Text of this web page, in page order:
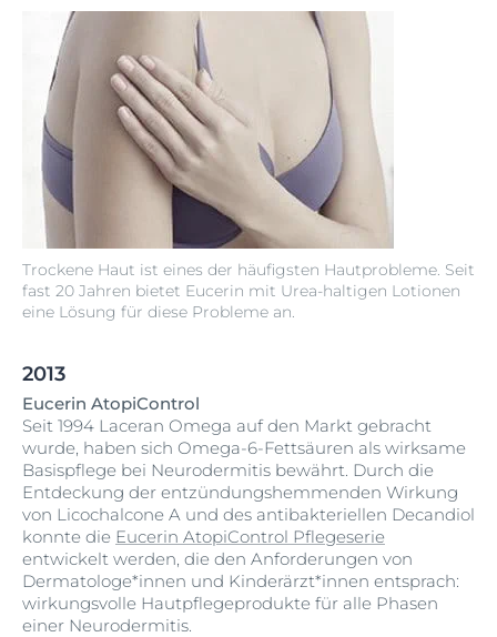
Trockene Haut ist eines der häufigsten Hautprobleme. Seit
fast 20 Jahren bietet Eucerin mit Urea-haltigen Lotionen
eine Lösung für diese Probleme an.
2013
Eucerin AtopiControl
Seit 1994 Laceran Omega auf den Markt gebracht
wurde, haben sich Omega-6-Fettsäuren als wirksame
Basispflege bei Neurodermitis bewährt. Durch die
Entdeckung der entzündungshemmenden Wirkung
von Licochalcone A und des antibakteriellen Decandiol
konnte die Eucerin AtopiControl Pflegeserie
entwickelt werden, die den Anforderungen von
Dermatologe*innen und Kinderärzt*innen entsprach:
wirkungsvolle Hautpflegeprodukte für alle Phasen
einer Neurodermitis.